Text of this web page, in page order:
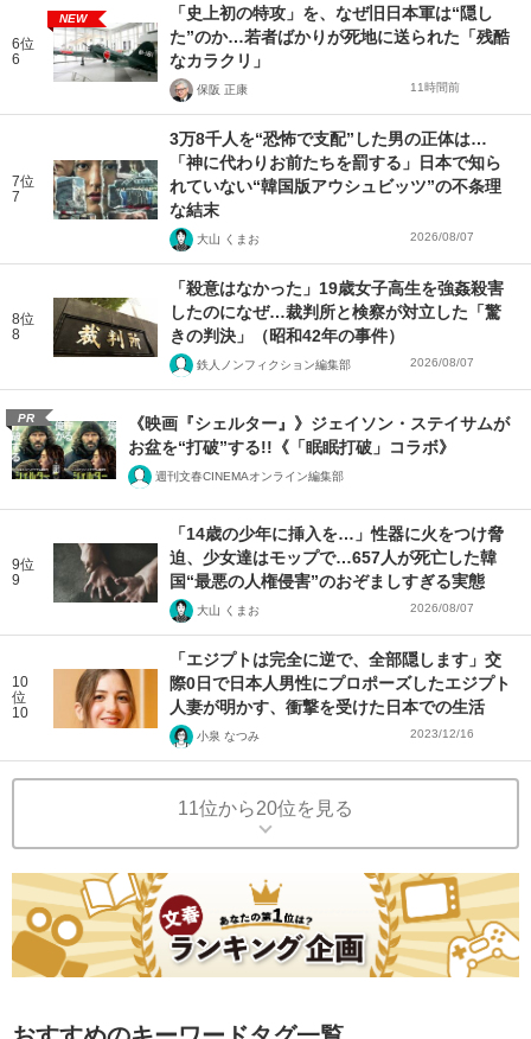
6位
6
NEW
「史上初の特攻」を、なぜ旧日本軍は“隠し
た”のか…若者ばかりが死地に送られた「残酷
なカラクリ」
保阪 正康 11時間前
7位
7
3万8千人を“恐怖で支配”した男の正体は…
「神に代わりお前たちを罰する」日本で知ら
れていない“韓国版アウシュビッツ”の不条理
な結末
大山 くまお 2026/08/07
8位
8
「殺意はなかった」19歳女子高生を強姦殺害
したのになぜ…裁判所と検察が対立した「驚
きの判決」（昭和42年の事件）
鉄人ノンフィクション編集部 2026/08/07
PR
《映画『シェルター』》ジェイソン・ステイサムが
お盆を“打破”する!!《「眠眠打破」コラボ》
週刊文春CINEMAオンライン編集部
9位
9
「14歳の少年に挿入を…」性器に火をつけ脅
迫、少女達はモップで…657人が死亡した韓
国“最悪の人権侵害”のおぞましすぎる実態
大山 くまお 2026/08/07
10
位
10
「エジプトは完全に逆で、全部隠します」交
際0日で日本人男性にプロポーズしたエジプト
人妻が明かす、衝撃を受けた日本での生活
小泉 なつみ 2023/12/16
11位から20位を見る